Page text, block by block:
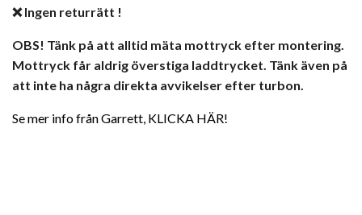
❌Ingen returrätt !
OBS! Tänk på att alltid mäta mottryck efter montering.
Mottryck får aldrig överstiga laddtrycket. Tänk även på
att inte ha några direkta avvikelser efter turbon.
Se mer info från Garrett, KLICKA HÄR!